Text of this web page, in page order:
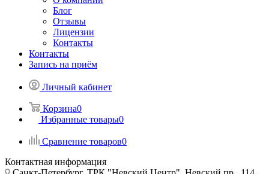
Блог
Отзывы
Лицензии
Контакты
Контакты
Запись на приём
Личный кабинет
Корзина0
Избранные товары0
Сравнение товаров0
Контактная информация